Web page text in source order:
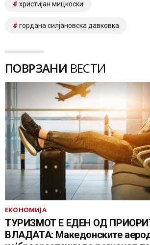
христијан мицкоски
гордана силјановска давковка
ПОВРЗАНИ ВЕСТИ
ЕКОНОМИЈА
ТУРИЗМОТ Е ЕДЕН ОД
ВЛАДАТА: Македонските